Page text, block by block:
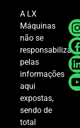
A LX
Máquinas
não se
responsabiliza
pelas
informações
aqui
expostas,
sendo de
total